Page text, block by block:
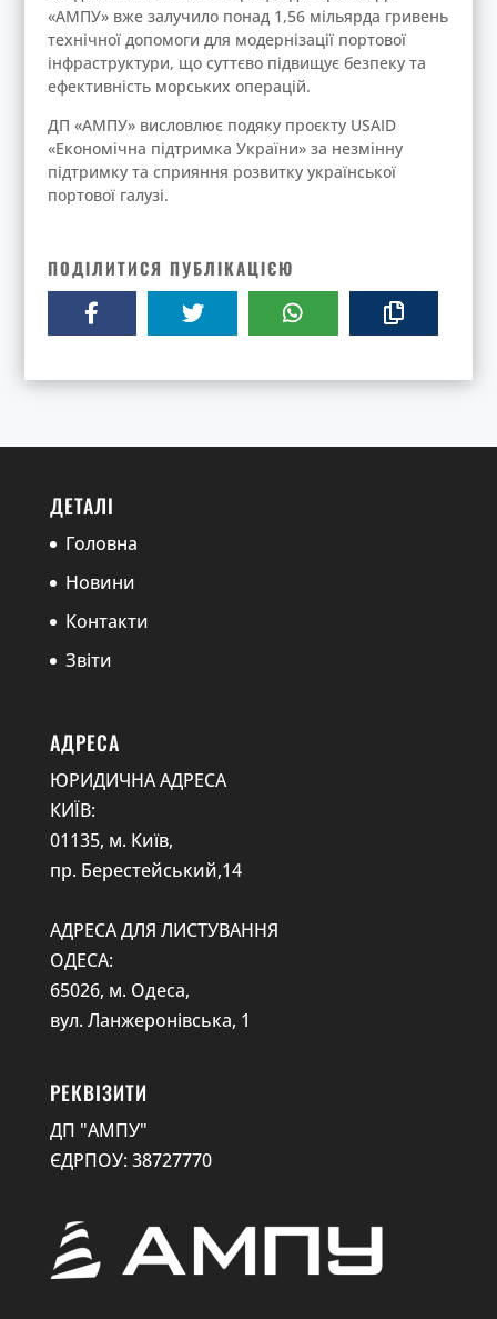
«АМПУ» вже залучило понад 1,56 мільярда гривень
технічної допомоги для модернізації портової
інфраструктури, що суттєво підвищує безпеку та
ефективність морських операцій.
ДП «АМПУ» висловлює подяку проєкту USAID
«Економічна підтримка України» за незмінну
підтримку та сприяння розвитку української
портової галузі.
ПОДІЛИТИСЯ ПУБЛІКАЦІЄЮ
ДЕТАЛІ
Головна
Новини
Контакти
Звіти
АДРЕСА
ЮРИДИЧНА АДРЕСА
КИЇВ:
01135, м. Київ,
пр. Берестейський,14
АДРЕСА ДЛЯ ЛИСТУВАННЯ
ОДЕСА:
65026, м. Одеса,
вул. Ланжеронівська, 1
РЕКВІЗИТИ
ДП "АМПУ"
ЄДРПОУ: 38727770